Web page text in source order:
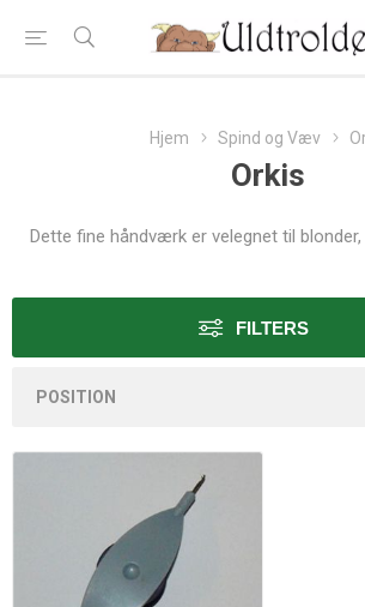
Hjem Spind og Væv
Orkis
Dette fine håndværk er velegnet til
FILTERS